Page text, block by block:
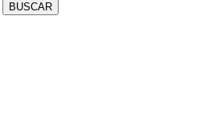
BUSCAR